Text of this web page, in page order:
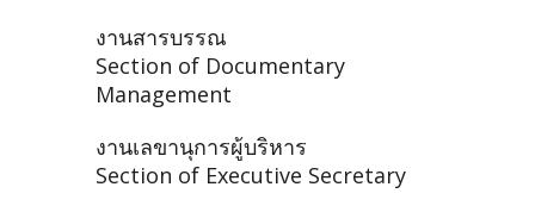
งานสารบรรณ
Section of Documentary
Management
งานเลขานุการผู้บริหาร
Section of Executive Secretary